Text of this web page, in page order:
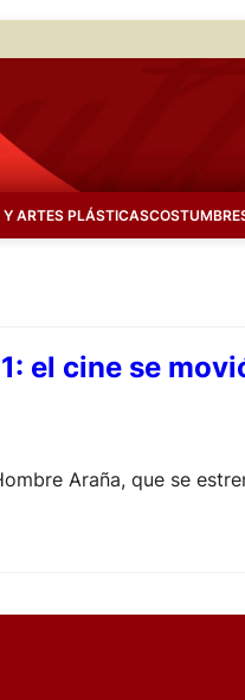
Y ARTES PLÁSTICAS
el cine se
Araña, que se